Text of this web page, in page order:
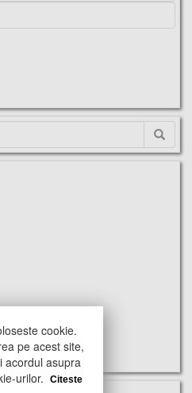
cookie.
pe acest site,
acordul asupra
urilor.
Citeste